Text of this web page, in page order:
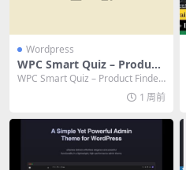
Wordpress
WPC Smart Quiz – Product
Finder for WooCommerce
Premium：终极产品推荐引
WPC Smart Quiz – Product Finder
1 周前